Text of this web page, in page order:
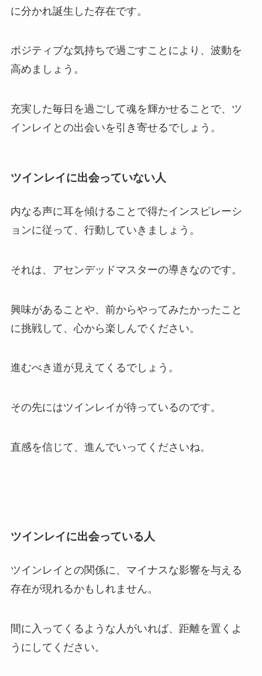
に分かれ誕生した存在です。
ポジティブな気持ちで過ごすことにより、波動を
高めましょう。
充実した毎日を過ごして魂を輝かせることで、ツ
インレイとの出会いを引き寄せるでしょう。
ツインレイに出会っていない人
内なる声に耳を傾けることで得たインスピレーシ
ョンに従って、行動していきましょう。
それは、アセンデッドマスターの導きなのです。
興味があることや、前からやってみたかったこと
に挑戦して、心から楽しんでください。
進むべき道が見えてくるでしょう。
その先にはツインレイが待っているのです。
直感を信じて、進んでいってくださいね。
ツインレイに出会っている人
ツインレイとの関係に、マイナスな影響を与える
存在が現れるかもしれません。
間に入ってくるような人がいれば、距離を置くよ
うにしてください。